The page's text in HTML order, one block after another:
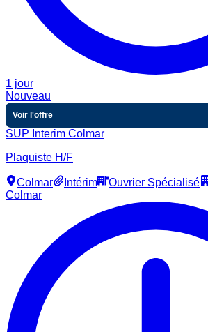
1 jour
Nouveau
Voir l'offre
SUP Interim Colmar
Plaquiste H/F
Colmar Intérim Ouvrier Spécialisé
Colmar